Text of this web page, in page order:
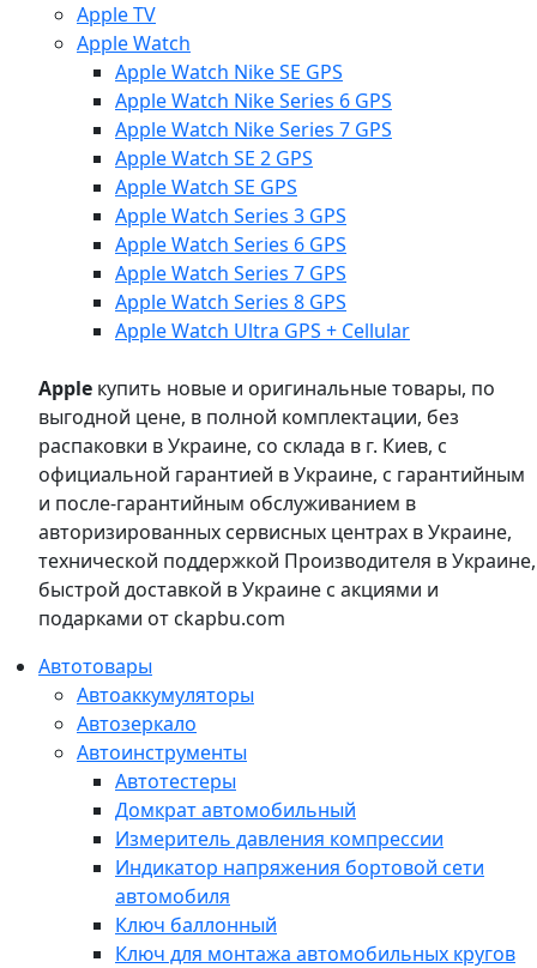
Apple TV
Apple Watch
Apple Watch Nike SE GPS
Apple Watch Nike Series 6 GPS
Apple Watch Nike Series 7 GPS
Apple Watch SE 2 GPS
Apple Watch SE GPS
Apple Watch Series 3 GPS
Apple Watch Series 6 GPS
Apple Watch Series 7 GPS
Apple Watch Series 8 GPS
Apple Watch Ultra GPS + Cellular
Apple купить новые и оригинальные товары, по
выгодной цене, в полной комплектации, без
распаковки в Украине, со склада в г. Киев, с
официальной гарантией в Украине, с гарантийным
и после-гарантийным обслуживанием в
авторизированных сервисных центрах в Украине,
технической поддержкой Производителя в Украине,
быстрой доставкой в Украине с акциями и
подарками от ckapbu.com
Автотовары
Автоаккумуляторы
Автозеркало
Автоинструменты
Автотестеры
Домкрат автомобильный
Измеритель давления компрессии
Индикатор напряжения бортовой сети
автомобиля
Ключ баллонный
Ключ для монтажа автомобильных кругов